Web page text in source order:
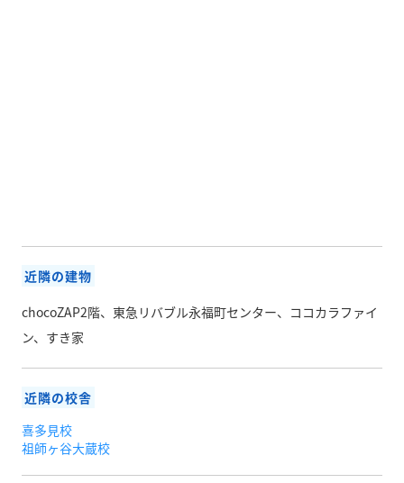
近隣の建物
chocoZAP2階、東急リバブル永福町センター、ココカラファイ
ン、すき家
近隣の校舎
喜多見校
祖師ヶ谷大蔵校